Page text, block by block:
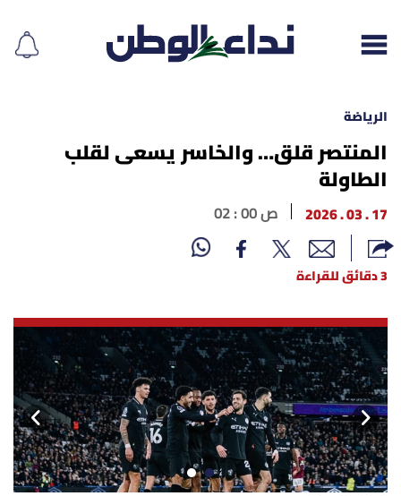
إقرأ الجريدة
لبنان
الغلاف
نداء اليوم
محليات
أسرار
متفرقات
الرياضة
المنتصر قلق… والخاسر يسعى لقلب
الطاولة
17 . 03 . 2026 02 : 00 ص
3 دقائق للقراءة